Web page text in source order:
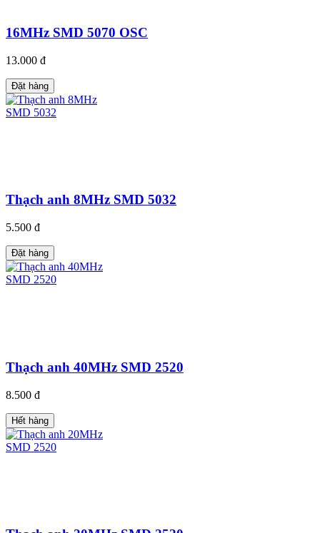
16MHz SMD 5070 OSC
13.000 đ
Đặt hàng
Thạch anh 8MHz SMD 5032
5.500 đ
Đặt hàng
Thạch anh 40MHz SMD 2520
8.500 đ
Hết hàng